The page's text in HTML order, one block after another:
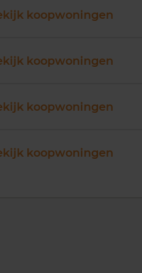
koopwoningen
koopwoningen
koopwoningen
koopwoningen